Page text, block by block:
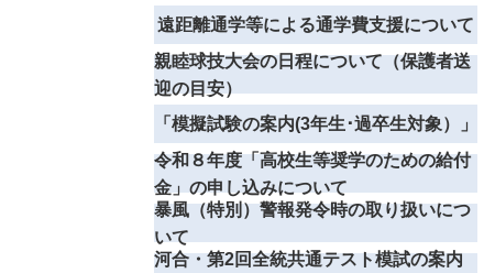
遠距離通学等による通学費支援について
親睦球技大会の日程について（保護者送
迎の目安）
「模擬試験の案内(3年生･過卒生対象）」
令和８年度「高校生等奨学のための給付
金」の申し込みについて
暴風（特別）警報発令時の取り扱いにつ
いて
河合・第2回全統共通テスト模試の案内